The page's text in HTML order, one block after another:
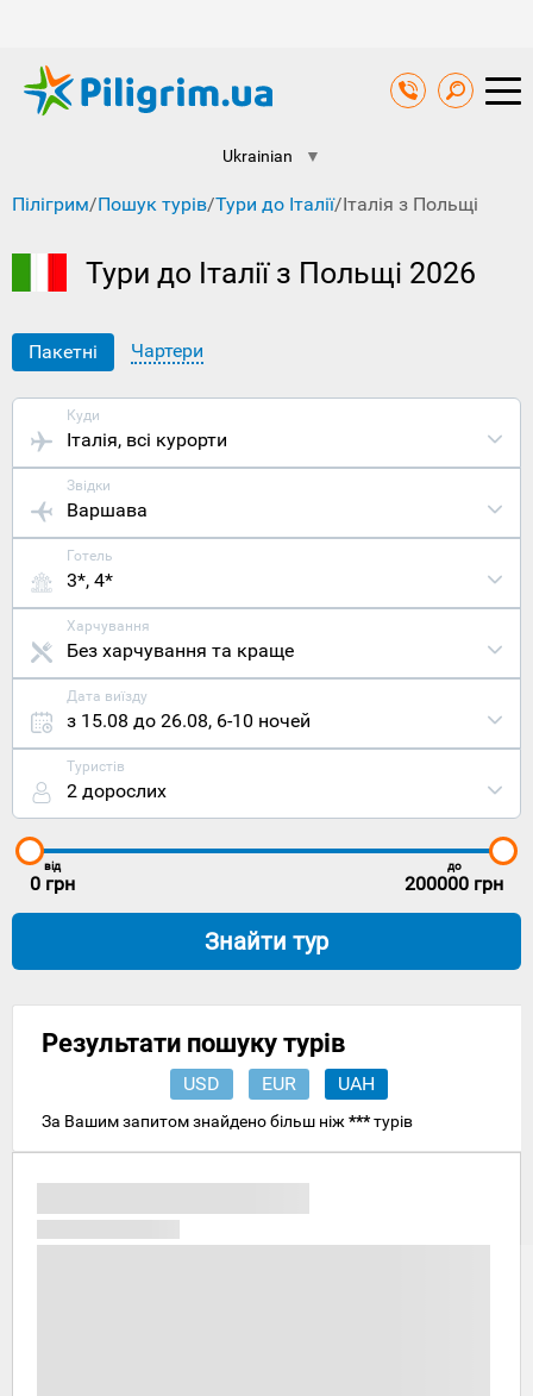
Ukrainian ▼
Пілігрим/Пошук турів/Тури до Італії/Італія з Польщі
Тури до Італії з Польщі 2026
Пакетні Чартери
Куди
Італія, всі курорти
Звідки
Варшава
Готель
3*, 4*
Харчування
Без харчування та краще
Дата виїзду
з 15.08 до 26.08, 6-10 ночей
Туристів
2 дорослих
від
0 грн
до
200000 грн
Знайти тур
Результати пошуку турів
USD EUR UAH
За Вашим запитом знайдено більш ніж ***турів